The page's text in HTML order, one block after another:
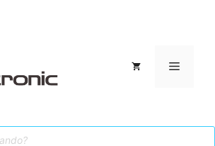
Menú